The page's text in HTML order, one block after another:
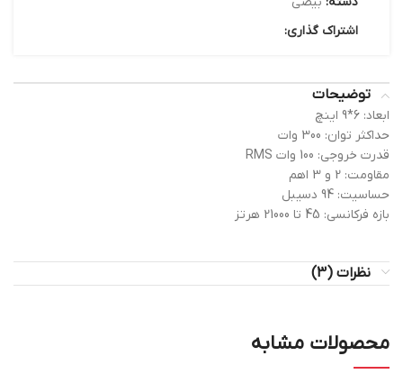
اشتراک گذاری:
توضیحات
ابعاد: 6*9 اینچ
حداکثر توان: 300 وات
قدرت خروجی: 100 وات RMS
مقاومت: 2 و 3 اهم
حساسیت: 94 دسیبل
بازه فرکانسی: 45 تا 21000 هرتز
نظرات (3)
محصولات مشابه